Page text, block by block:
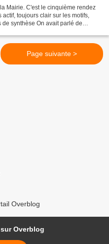
Mairie. C'est le cinquième rendez
toujours clair sur les motifs,
synthèse On avait parlé de
Page suivante >
Overblog
Overblog